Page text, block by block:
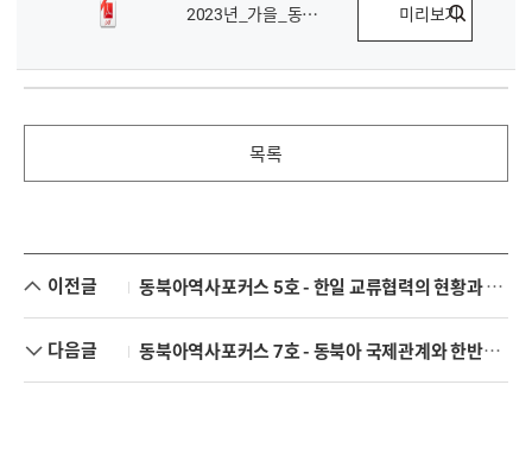
2023년_가을_동북아포커스_6호_.pdf 미리보기
목록
이전글 동북아역사포커스 5호 - 한일 교류협력의 현황과 전망
다음글 동북아역사포커스 7호 - 동북아 국제관계와 한반도 / 한중 관계 갈등·교류·협력